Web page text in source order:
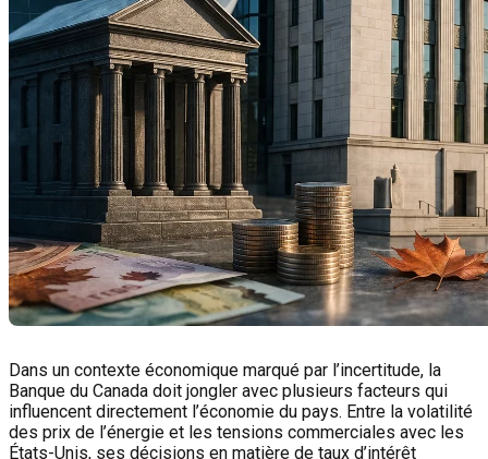
Dans un contexte économique marqué par l’incertitude, la
Banque du Canada doit jongler avec plusieurs facteurs qui
influencent directement l’économie du pays. Entre la volatilité
des prix de l’énergie et les tensions commerciales avec les
États-Unis, ses décisions en matière de taux d’intérêt